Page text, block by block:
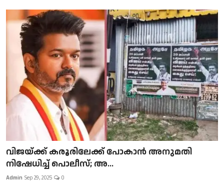
വിജയ്ക്ക് കരൂരിലേക്ക് പോകാൻ അനുമതി
നിഷേധിച്ച് പൊലീസ്; അ...
Admin Sep 29, 2025 0